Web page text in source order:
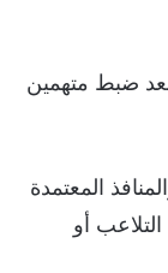
تحرير القضية رقم 7071 جنح أشمون، بعد ضبط متهمين
المعتمدة
أو